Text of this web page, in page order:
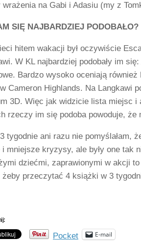
wrażenia na Gabi i Adasiu (my z
SIĘ NAJBARDZIEJ PODOBAŁO?
hitem wakacji był oczywiście
W KL najbardziej podobały im
Bardzo wysoko oceniają
Cameron Highlands. Na Langkawi
3D. Więc jak widzicie lista miejsc i
rzeczy im się podoba powoduje,
tygodnie ani razu nie pomyślałam,
i mniejsze kryzysy, ale były one tak
dziećmi, zaprawionymi w akcji
żeby przeczytać 4 książki w 3
Pocket E-mail